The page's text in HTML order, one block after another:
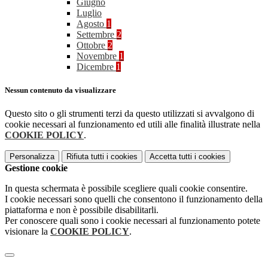
Giugno
Luglio
Agosto 1
Settembre 2
Ottobre 2
Novembre 1
Dicembre 1
Nessun contenuto da visualizzare
Questo sito o gli strumenti terzi da questo utilizzati si avvalgono di
cookie necessari al funzionamento ed utili alle finalità illustrate nella
COOKIE POLICY.
Personalizza Rifiuta tutti i cookies Accetta tutti i cookies
Gestione cookie
In questa schermata è possibile scegliere quali cookie consentire.
I cookie necessari sono quelli che consentono il funzionamento della
piattaforma e non è possibile disabilitarli.
Per conoscere quali sono i cookie necessari al funzionamento potete
visionare la COOKIE POLICY.